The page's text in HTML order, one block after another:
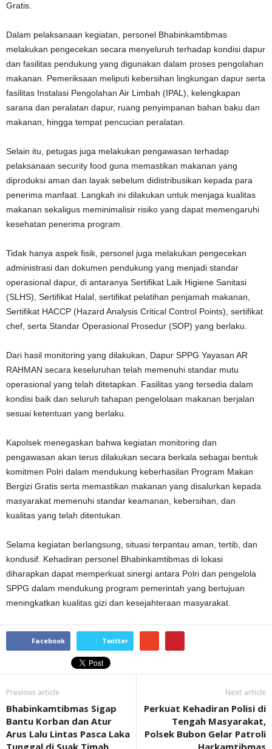
Gratis.
Dalam pelaksanaan kegiatan, personel Bhabinkamtibmas
melakukan pengecekan secara menyeluruh terhadap kondisi dapur
dan fasilitas pendukung yang digunakan dalam proses pengolahan
makanan. Pemeriksaan meliputi kebersihan lingkungan dapur serta
fasilitas Instalasi Pengolahan Air Limbah (IPAL), kelengkapan
sarana dan peralatan dapur, ruang penyimpanan bahan baku dan
makanan, hingga tempat pencucian peralatan.
Selain itu, petugas juga melakukan pengawasan terhadap
pelaksanaan security food guna memastikan makanan yang
diproduksi aman dan layak sebelum didistribusikan kepada para
penerima manfaat. Langkah ini dilakukan untuk menjaga kualitas
makanan sekaligus meminimalisir risiko yang dapat memengaruhi
kesehatan penerima program.
Tidak hanya aspek fisik, personel juga melakukan pengecekan
administrasi dan dokumen pendukung yang menjadi standar
operasional dapur, di antaranya Sertifikat Laik Higiene Sanitasi
(SLHS), Sertifikat Halal, sertifikat pelatihan penjamah makanan,
Sertifikat HACCP (Hazard Analysis Critical Control Points), sertifikat
chef, serta Standar Operasional Prosedur (SOP) yang berlaku.
Dari hasil monitoring yang dilakukan, Dapur SPPG Yayasan AR
RAHMAN secara keseluruhan telah memenuhi standar mutu
operasional yang telah ditetapkan. Fasilitas yang tersedia dalam
kondisi baik dan seluruh tahapan pengelolaan makanan berjalan
sesuai ketentuan yang berlaku.
Kapolsek menegaskan bahwa kegiatan monitoring dan
pengawasan akan terus dilakukan secara berkala sebagai bentuk
komitmen Polri dalam mendukung keberhasilan Program Makan
Bergizi Gratis serta memastikan makanan yang disalurkan kepada
masyarakat memenuhi standar keamanan, kebersihan, dan
kualitas yang telah ditentukan.
Selama kegiatan berlangsung, situasi terpantau aman, tertib, dan
kondusif. Kehadiran personel Bhabinkamtibmas di lokasi
diharapkan dapat memperkuat sinergi antara Polri dan pengelola
SPPG dalam mendukung program pemerintah yang bertujuan
meningkatkan kualitas gizi dan kesejahteraan masyarakat.
Facebook Twitter
Previous article
Bhabinkamtibmas Sigap
Bantu Korban dan Atur
Arus Lalu Lintas Pasca Laka
Tunggal di Suak Timah
Next article
Perkuat Kehadiran Polisi di
Tengah Masyarakat,
Polsek Bubon Gelar Patroli
Harkamtibmas